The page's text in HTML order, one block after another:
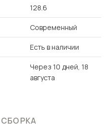
128.6
Современный
Есть в наличии
Через 10 дней, 18
августа
СБОРКА